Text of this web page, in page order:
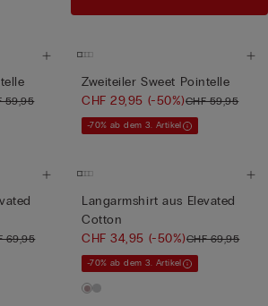
59,95
Zweiteiler Sweet Pointelle
CHF 29,95 (-50%)CHF 59,95
-70% ab dem 3. Artikel
69,95
Langarmshirt aus Elevated
Cotton
CHF 34,95 (-50%)CHF 69,95
-70% ab dem 3. Artikel